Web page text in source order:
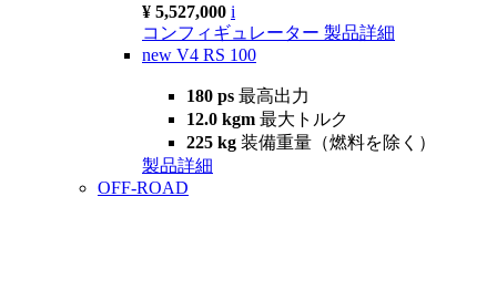
¥ 5,527,000 i
コンフィギュレーター 製品詳細
new V4 RS 100
180 ps 最高出力
12.0 kgm 最大トルク
225 kg 装備重量（燃料を除く）
製品詳細
OFF-ROAD